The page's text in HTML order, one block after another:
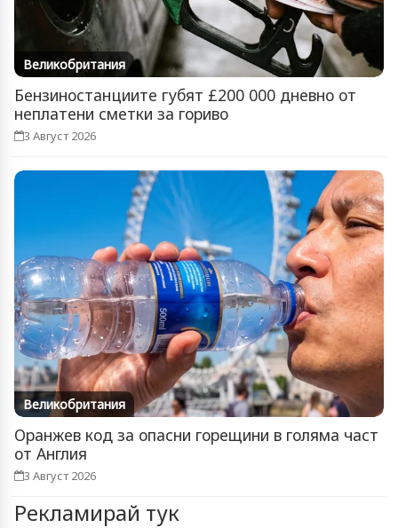
Великобритания
Бензиностанциите губят £200 000 дневно от
неплатени сметки за гориво
3 Август 2026
Великобритания
Оранжев код за опасни горещини в голяма част
от Англия
3 Август 2026
Рекламирай тук